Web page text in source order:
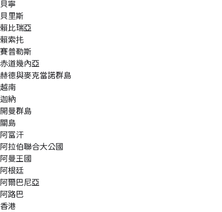
貝寧
貝里斯
賴比瑞亞
賴索扥
賽普勒斯
赤道幾內亞
赫德與麥克當諾群島
越南
迦納
開曼群島
關島
阿富汗
阿拉伯聯合大公國
阿曼王國
阿根廷
阿爾巴尼亞
阿路巴
香港